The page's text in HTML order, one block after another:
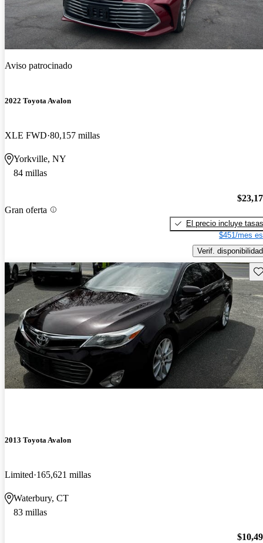
Aviso patrocinado
2022 Toyota Avalon
XLE FWD 80,157 millas
Yorkville, NY
84 millas
Gran oferta
El precio incluye tasas
$451/mes
Verif. disponibilidad
2013 Toyota Avalon
Limited 165,621 millas
Waterbury, CT
83 millas